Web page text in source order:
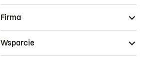
Firma
Wsparcie